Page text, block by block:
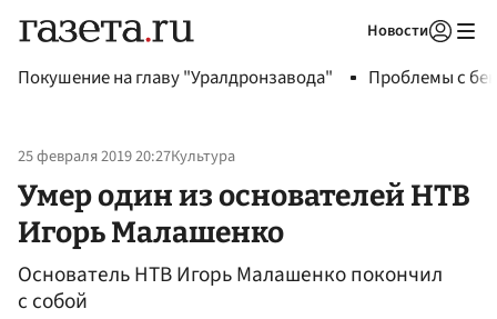
Новости
Покушение на главу "Уралдронзавода" Проблемы с
25 февраля 2019 20:27Культура
Умер один из основателей НТВ
Игорь Малашенко
Основатель НТВ Игорь Малашенко покончил
с собой